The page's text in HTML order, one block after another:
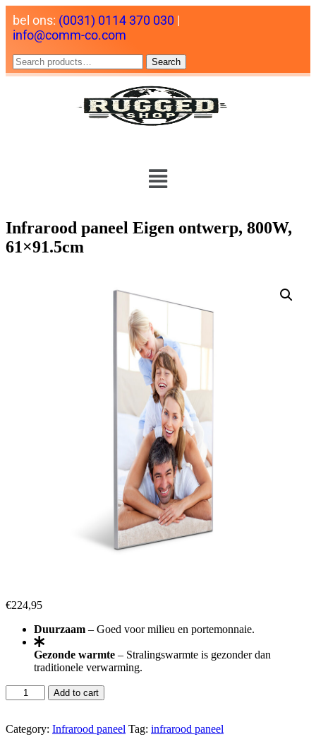
bel ons: (0031) 0114 370 030 |
info@comm-co.com
Search
Infrarood paneel Eigen ontwerp, 800W,
61×91.5cm
€224,95
Duurzaam – Goed voor milieu en portemonnaie.
Gezonde warmte – Stralingswarmte is gezonder dan
traditionele verwarming.
Add to cart
Category: Infrarood paneel Tag: infrarood paneel